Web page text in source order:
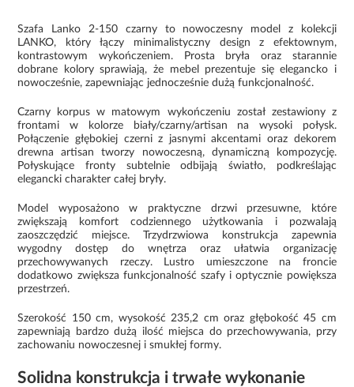
Szafa Lanko 2-150 czarny to nowoczesny model z kolekcji
LANKO, który łączy minimalistyczny design z efektownym,
kontrastowym wykończeniem. Prosta bryła oraz starannie
dobrane kolory sprawiają, że mebel prezentuje się elegancko i
nowocześnie, zapewniając jednocześnie dużą funkcjonalność.
Czarny korpus w matowym wykończeniu został zestawiony z
frontami w kolorze biały/czarny/artisan na wysoki połysk.
Połączenie głębokiej czerni z jasnymi akcentami oraz dekorem
drewna artisan tworzy nowoczesną, dynamiczną kompozycję.
Połyskujące fronty subtelnie odbijają światło, podkreślając
elegancki charakter całej bryły.
Model wyposażono w praktyczne drzwi przesuwne, które
zwiększają komfort codziennego użytkowania i pozwalają
zaoszczędzić miejsce. Trzydrzwiowa konstrukcja zapewnia
wygodny dostęp do wnętrza oraz ułatwia organizację
przechowywanych rzeczy. Lustro umieszczone na froncie
dodatkowo zwiększa funkcjonalność szafy i optycznie powiększa
przestrzeń.
Szerokość 150 cm, wysokość 235,2 cm oraz głębokość 45 cm
zapewniają bardzo dużą ilość miejsca do przechowywania, przy
zachowaniu nowoczesnej i smukłej formy.
Solidna konstrukcja i trwałe wykonanie